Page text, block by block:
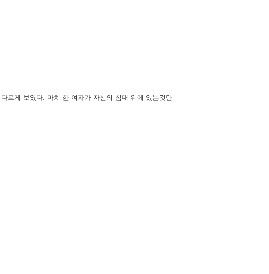
르게 보였다. 마치 한 여자가 자신의 침대 위에 있는것만